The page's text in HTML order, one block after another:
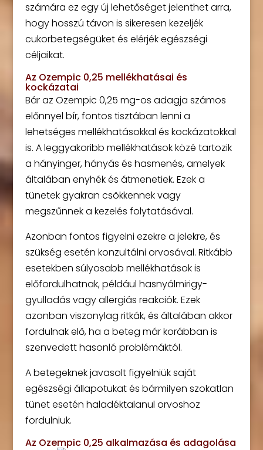
számára ez egy új lehetőséget jelenthet arra,
hogy hosszú távon is sikeresen kezeljék
cukorbetegségüket és elérjék egészségi
céljaikat.
Az Ozempic 0,25 mellékhatásai és
kockázatai
Bár az Ozempic 0,25 mg-os adagja számos
előnnyel bír, fontos tisztában lenni a
lehetséges mellékhatásokkal és kockázatokkal
is. A leggyakoribb mellékhatások közé tartozik
a hányinger, hányás és hasmenés, amelyek
általában enyhék és átmenetiek. Ezek a
tünetek gyakran csökkennek vagy
megszűnnek a kezelés folytatásával.
Azonban fontos figyelni ezekre a jelekre, és
szükség esetén konzultálni orvosával. Ritkább
esetekben súlyosabb mellékhatások is
előfordulhatnak, például hasnyálmirigy-
gyulladás vagy allergiás reakciók. Ezek
azonban viszonylag ritkák, és általában akkor
fordulnak elő, ha a beteg már korábban is
szenvedett hasonló problémáktól.
A betegeknek javasolt figyelniük saját
egészségi állapotukat és bármilyen szokatlan
tünet esetén haladéktalanul orvoshoz
fordulniuk.
Az Ozempic 0,25 alkalmazása és adagolása